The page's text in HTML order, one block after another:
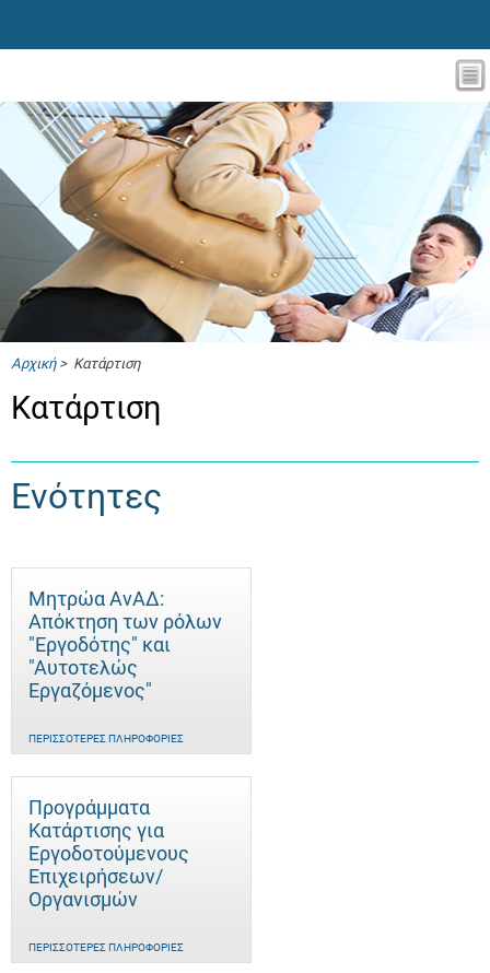
Αρχική> Κατάρτιση
Κατάρτιση
Ενότητες
Μητρώα ΑνΑΔ:
Απόκτηση των ρόλων
"Εργοδότης" και
"Αυτοτελώς
Eργαζόμενος"
ΠΕΡΙΣΣΌΤΕΡΕΣ ΠΛΗΡΟΦΟΡΊΕΣ
Προγράμματα
Κατάρτισης για
Εργοδοτούμενους
Επιχειρήσεων/
Οργανισμών
ΠΕΡΙΣΣΌΤΕΡΕΣ ΠΛΗΡΟΦΟΡΊΕΣ